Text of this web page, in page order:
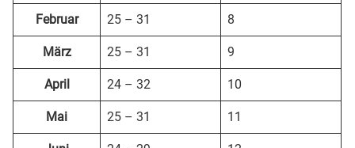
Februar 25 – 31 8
März 25 – 31 9
April 24 – 32 10
Mai 25 – 31 11